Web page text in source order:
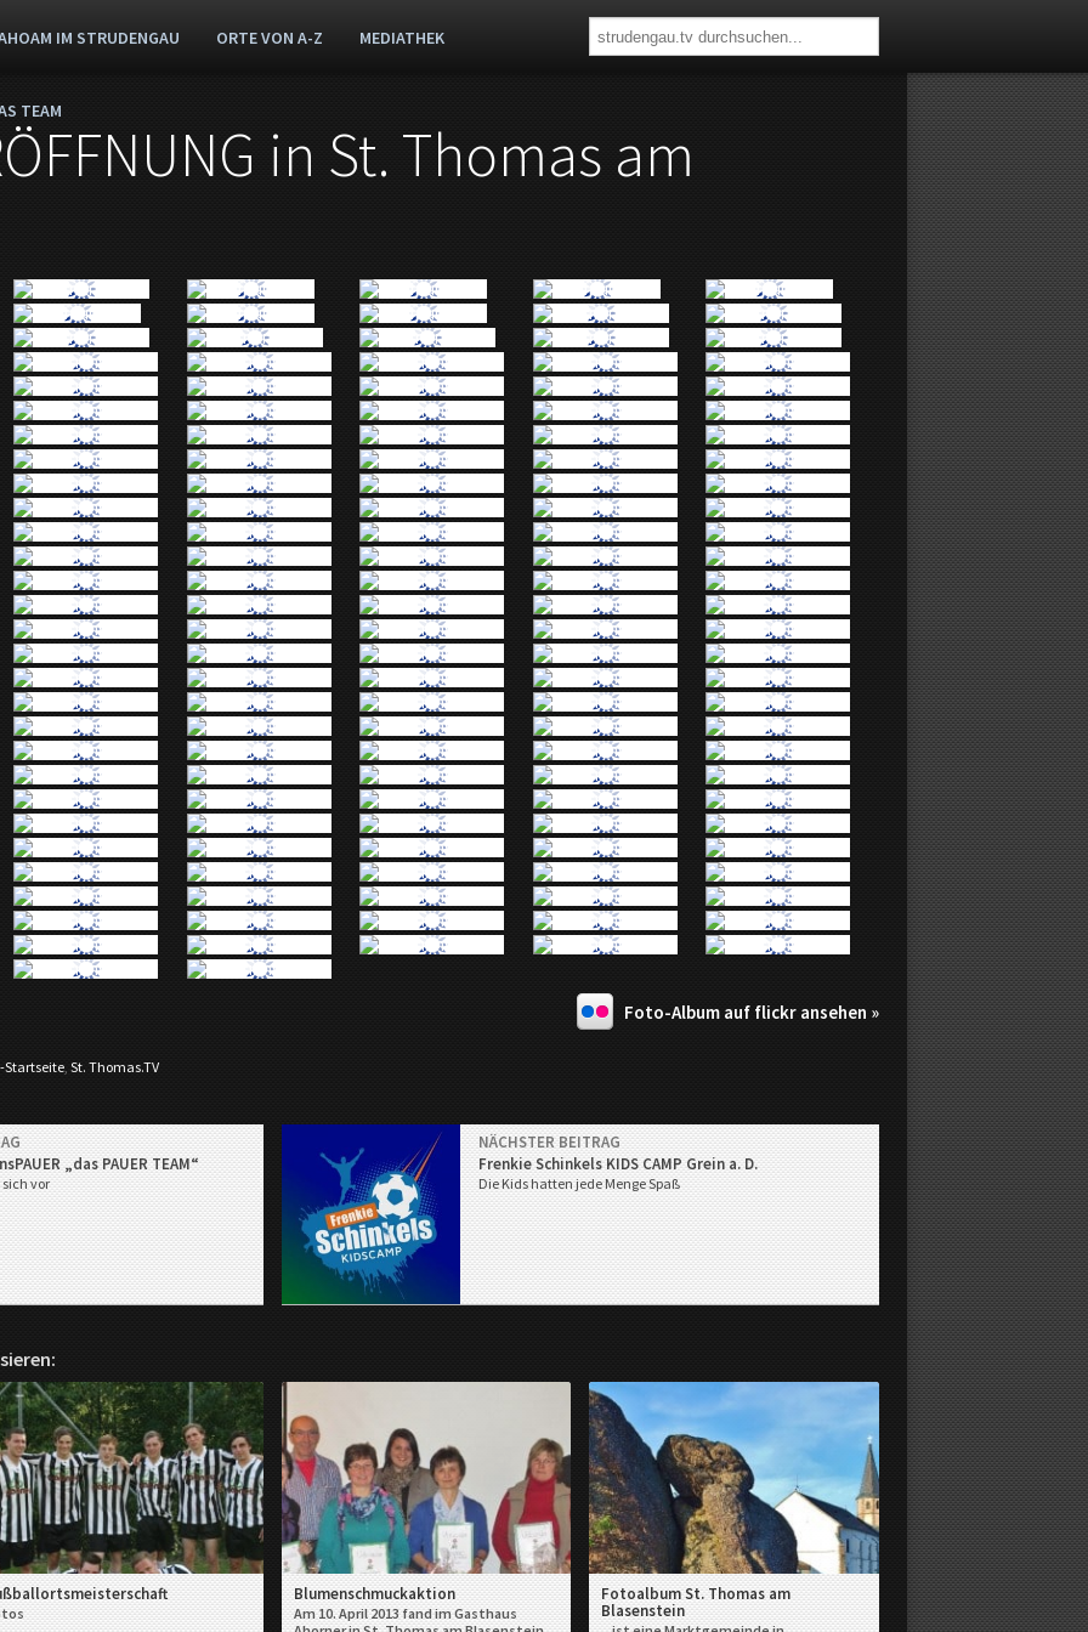
IM STRUDENGAU ORTE VON A-Z MEDIATHEK
TEAM
in St. Thomas am
Foto-Album auf flickr ansehen »
-Startseite St. Thomas.TV
„das PAUER TEAM“
vor
NÄCHSTER BEITRAG
Frenkie Schinkels KIDS CAMP Grein a. D.
Die Kids hatten jede Menge Spaß
Blumenschmuckaktion
Am 10. April 2013 fand im Gasthaus
Fotoalbum St. Thomas am
Blasenstein